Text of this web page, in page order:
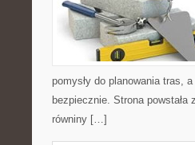
pomysły do planowania tras,
bezpiecznie. Strona
równiny […]